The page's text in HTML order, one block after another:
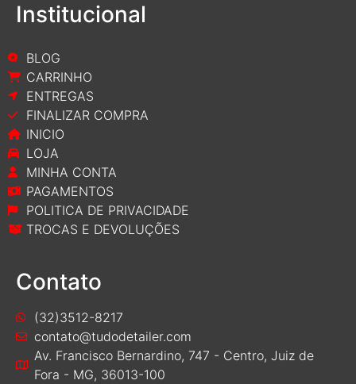
Institucional
BLOG
CARRINHO
ENTREGAS
FINALIZAR COMPRA
INICIO
LOJA
MINHA CONTA
PAGAMENTOS
POLITICA DE PRIVACIDADE
TROCAS E DEVOLUÇÕES
Contato
(32)3512-8217
contato@tudodetailer.com
Av. Francisco Bernardino, 747 - Centro, Juiz de
Fora - MG, 36013-100